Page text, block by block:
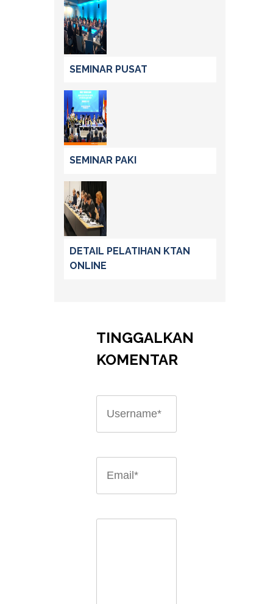
SEMINAR PUSAT
SEMINAR PAKI
DETAIL PELATIHAN KTAN
ONLINE
TINGGALKAN
KOMENTAR